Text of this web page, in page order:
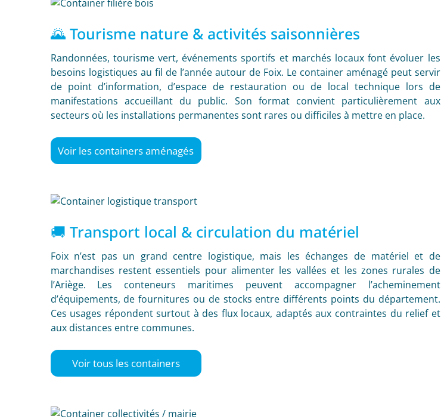
🌄 Tourisme nature & activités saisonnières
Randonnées, tourisme vert, événements sportifs et marchés locaux font évoluer les
besoins logistiques au fil de l’année autour de Foix. Le container aménagé peut servir
de point d’information, d’espace de restauration ou de local technique lors de
manifestations accueillant du public. Son format convient particulièrement aux
secteurs où les installations permanentes sont rares ou difficiles à mettre en place.
Voir les containers aménagés
🚚 Transport local & circulation du matériel
Foix n’est pas un grand centre logistique, mais les échanges de matériel et de
marchandises restent essentiels pour alimenter les vallées et les zones rurales de
l’Ariège. Les conteneurs maritimes peuvent accompagner l’acheminement
d’équipements, de fournitures ou de stocks entre différents points du département.
Ces usages répondent surtout à des flux locaux, adaptés aux contraintes du relief et
aux distances entre communes.
Voir tous les containers